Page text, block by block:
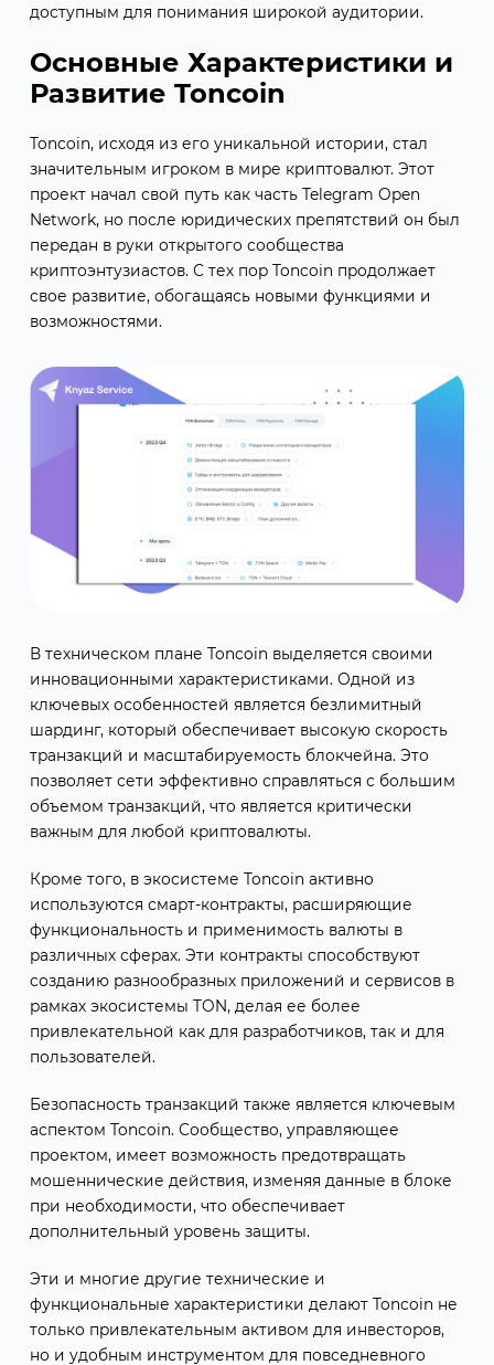
доступным для понимания широкой аудитории.
Основные Характеристики и
Развитие Toncoin
Toncoin, исходя из его уникальной истории, стал
значительным игроком в мире криптовалют. Этот
проект начал свой путь как часть Telegram Open
Network, но после юридических препятствий он был
передан в руки открытого сообщества
криптоэнтузиастов. С тех пор Toncoin продолжает
свое развитие, обогащаясь новыми функциями и
возможностями.
В техническом плане Toncoin выделяется своими
инновационными характеристиками. Одной из
ключевых особенностей является безлимитный
шардинг, который обеспечивает высокую скорость
транзакций и масштабируемость блокчейна. Это
позволяет сети эффективно справляться с большим
объемом транзакций, что является критически
важным для любой криптовалюты.
Кроме того, в экосистеме Toncoin активно
используются смарт-контракты, расширяющие
функциональность и применимость валюты в
различных сферах. Эти контракты способствуют
созданию разнообразных приложений и сервисов в
рамках экосистемы TON, делая ее более
привлекательной как для разработчиков, так и для
пользователей.
Безопасность транзакций также является ключевым
аспектом Toncoin. Сообщество, управляющее
проектом, имеет возможность предотвращать
мошеннические действия, изменяя данные в блоке
при необходимости, что обеспечивает
дополнительный уровень защиты.
Эти и многие другие технические и
функциональные характеристики делают Toncoin не
только привлекательным активом для инвесторов,
но и удобным инструментом для повседневного